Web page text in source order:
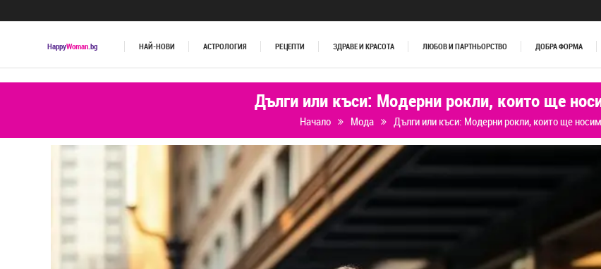
HappyWoman.bg НАЙ-НОВИ АСТРОЛОГИЯ РЕЦЕПТИ ЗДРАВЕ И КРАСОТА ЛЮБОВ И ПАРТНЬОРСТВО ДОБРА ФОРМА
Дълги или къси: Модерни рокли, които ще
Начало Мода Дълги или къси: Модерни рокли, които ще